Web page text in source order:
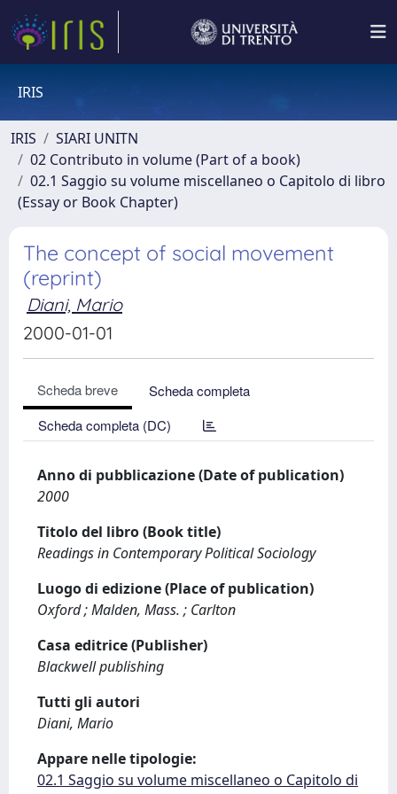
IRIS
IRIS
SIARI UNITN
02 Contributo in volume (Part of a book)
02.1 Saggio su volume miscellaneo o Capitolo di libro
(Essay or Book Chapter)
The concept of social movement
(reprint)
Diani, Mario
2000-01-01
Scheda breve
Scheda completa
Scheda completa (DC)
Anno di pubblicazione (Date of publication)
2000
Titolo del libro (Book title)
Readings in Contemporary Political Sociology
Luogo di edizione (Place of publication)
Oxford ; Malden, Mass. ; Carlton
Casa editrice (Publisher)
Blackwell publishing
Tutti gli autori
Diani, Mario
Appare nelle tipologie:
02.1 Saggio su volume miscellaneo o Capitolo di